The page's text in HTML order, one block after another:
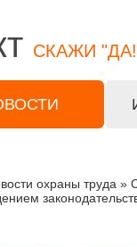
СКАЖИ
охраны труда »